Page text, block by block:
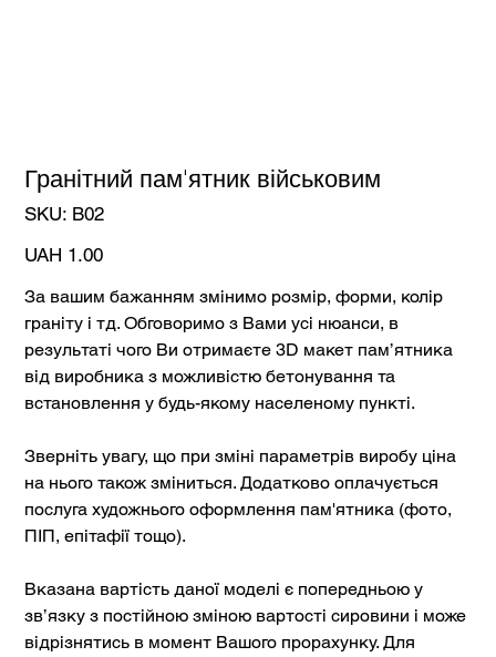
Гранітний пам'ятник військовим
SKU: SKU
В02
В02
Price
UAH 1.00
За вашим бажанням змінимо розмір, форми, колір
граніту і тд. Обговоримо з Вами усі нюанси, в
результаті чого Ви отримаєте 3D макет пам’ятника
від виробника з можливістю бетонування та
встановлення у будь-якому населеному пункті.
Зверніть увагу, що при зміні параметрів виробу ціна
на нього також зміниться. Додатково оплачується
послуга художнього оформлення пам'ятника (фото,
ПІП, епітафії тощо).
Вказана вартість даної моделі є попередньою у
зв’язку з постійною зміною вартості сировини і може
відрізнятись в момент Вашого прорахунку. Для